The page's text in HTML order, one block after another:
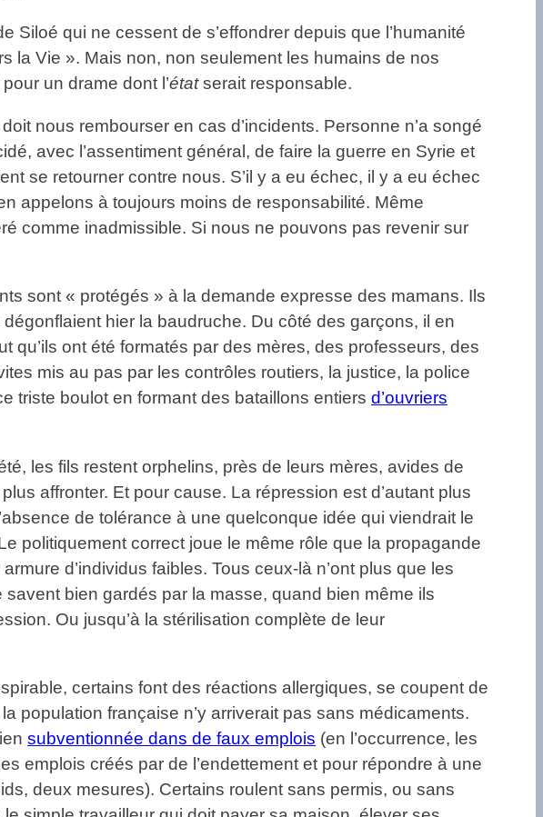
qui ne cessent de s’effondrer depuis que l’humanité
la Vie ». Mais non, non seulement les humains de nos
un drame dont l’étatserait responsable.
nous rembourser en cas d’incidents. Personne n’a songé
avec l’assentiment général, de faire la guerre en Syrie et
se retourner contre nous. S’il y a eu échec, il y a eu échec
appelons à toujours moins de responsabilité. Même
comme inadmissible. Si nous ne pouvons pas revenir sur
sont « protégés » à la demande expresse des mamans. Ils
hier la baudruche. Du côté des garçons, il en
qu’ils ont été formatés par des mères, des professeurs, des
mis au pas par les contrôles routiers, la justice, la police
triste boulot en formant des bataillons entiers d’ouvriers
les fils restent orphelins, près de leurs mères, avides de
affronter. Et pour cause. La répression est d’autant plus
de tolérance à une quelconque idée qui viendrait le
politiquement correct joue le même rôle que la propagande
d’individus faibles. Tous ceux-là n’ont plus que les
bien gardés par la masse, quand bien même ils
Ou jusqu’à la stérilisation complète de leur
certains font des réactions allergiques, se coupent de
population française n’y arriverait pas sans médicaments.
subventionnée dans de faux emplois (en l’occurrence, les
emplois créés par de l’endettement et pour répondre à une
deux mesures). Certains roulent sans permis, ou sans